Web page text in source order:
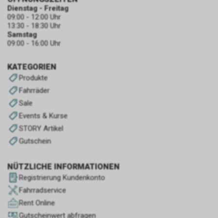
KATEGORIEN
Produkte
Fahrräder
Sale
Events & Kurse
STORY Artikel
Gutschein
NÜTZLICHE INFORMATIONEN
Registrierung Kundenkonto
Fahrradservice
Rent Online
Gutscheinwert abfragen
Dienstag - Freitag
09:00 - 12:00 Uhr
13:30 - 18:30 Uhr
Samstag
09:00 - 16:00 Uhr